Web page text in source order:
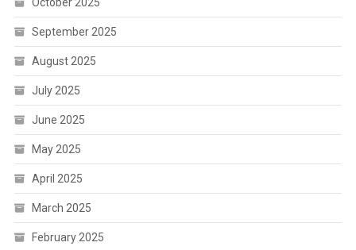
September 2025
August 2025
July 2025
June 2025
May 2025
April 2025
March 2025
February 2025